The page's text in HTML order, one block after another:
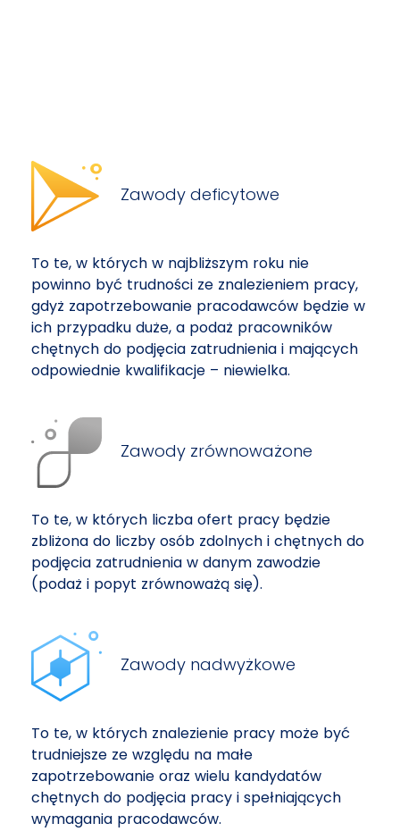
Zawody deficytowe
To te, w których w najbliższym roku nie
powinno być trudności ze znalezieniem pracy,
gdyż zapotrzebowanie pracodawców będzie w
ich przypadku duże, a podaż pracowników
chętnych do podjęcia zatrudnienia i mających
odpowiednie kwalifikacje – niewielka.
Zawody zrównoważone
To te, w których liczba ofert pracy będzie
zbliżona do liczby osób zdolnych i chętnych do
podjęcia zatrudnienia w danym zawodzie
(podaż i popyt zrównoważą się).
Zawody nadwyżkowe
To te, w których znalezienie pracy może być
trudniejsze ze względu na małe
zapotrzebowanie oraz wielu kandydatów
chętnych do podjęcia pracy i spełniających
wymagania pracodawców.